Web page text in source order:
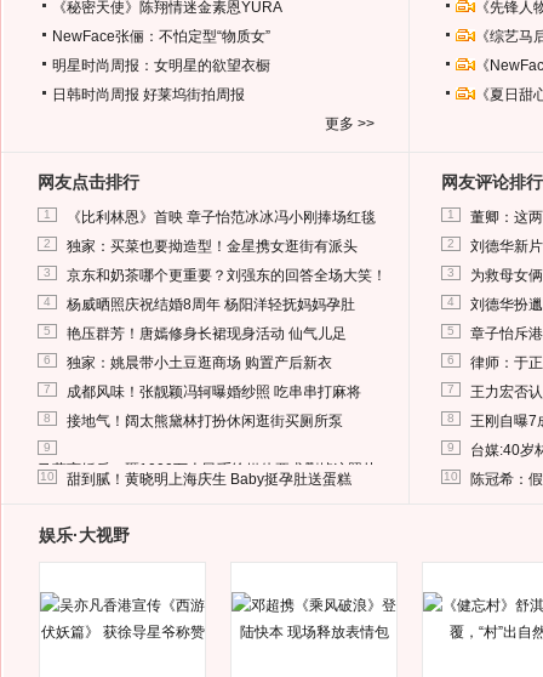
《秘密天使》陈翔情迷金素恩YURA
NewFace张俪：不怕定型“物质女”
明星时尚周报：女明星的欲望衣橱
日韩时尚周报 好莱坞街拍周报
更多 >>
《先锋
《综艺
《
《夏日
网友点击排行
1 《比利林恩》首映 章子怡范冰冰冯小刚捧场红毯
2 独家：买菜也要拗造型！金星携女逛街有派头
3 京东和奶茶哪个更重要？刘强东的回答全场大笑！
4 杨威晒照庆祝结婚8周年 杨阳洋轻抚妈妈孕肚
5 艳压群芳！唐嫣修身长裙现身活动 仙气儿足
6 独家：姚晨带小土豆逛商场 购置产后新衣
7 成都风味！张靓颖冯轲曝婚纱照 吃串串打麻将
8 接地气！阔太熊黛林打扮休闲逛街买厕所泵
9
马蓉离婚后，砸1000万人民币给媒体要求删掉这照片
10 甜到腻！黄晓明上海庆生 Baby挺孕肚送蛋糕
网友评论排行
1 董卿：这
2 刘德华新
3 为救母女
4 刘德华扮
5 章子怡斥
6 律师：于
7 王力宏否
8 王刚自曝7
9 台媒:40岁
10 陈冠希：
娱乐·大视野